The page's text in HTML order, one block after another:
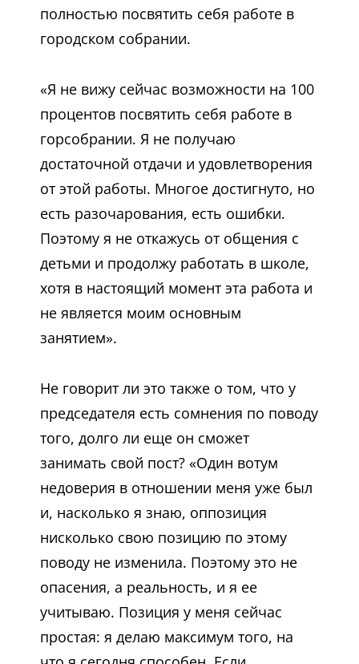
полностью посвятить себя работе в
городском собрании.
«Я не вижу сейчас возможности на 100
процентов посвятить себя работе в
горсобрании. Я не получаю
достаточной отдачи и удовлетворения
от этой работы. Многое достигнуто, но
есть разочарования, есть ошибки.
Поэтому я не откажусь от общения с
детьми и продолжу работать в школе,
хотя в настоящий момент эта работа и
не является моим основным
занятием».
Не говорит ли это также о том, что у
председателя есть сомнения по поводу
того, долго ли еще он сможет
занимать свой пост? «Один вотум
недоверия в отношении меня уже был
и, насколько я знаю, оппозиция
нисколько свою позицию по этому
поводу не изменила. Поэтому это не
опасения, а реальность, и я ее
учитываю. Позиция у меня сейчас
простая: я делаю максимум того, на